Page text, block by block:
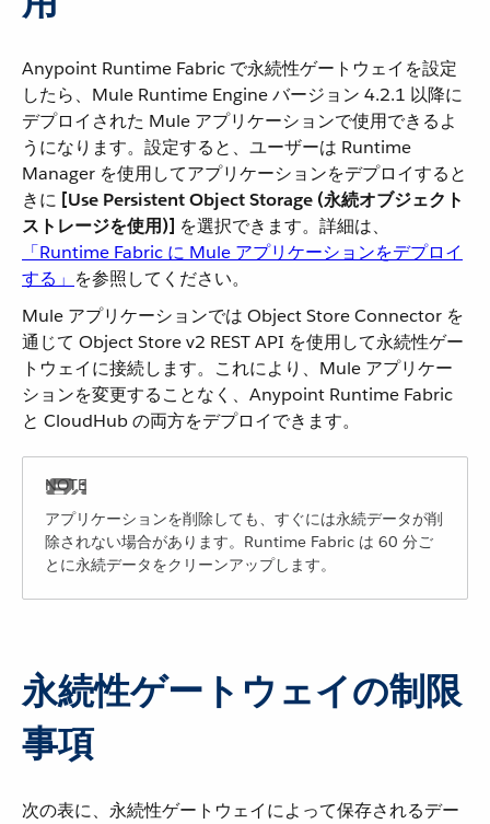
Anypoint Runtime Fabric で永続性ゲートウェイを設定
したら、Mule Runtime Engine バージョン 4.2.1 以降に
デプロイされた Mule アプリケーションで使用できるよ
うになります。設定すると、ユーザーは Runtime
Manager を使用してアプリケーションをデプロイすると
きに ​ [Use Persistent Object Storage (永続オブジェクト
ストレージを使用)] ​ を選択できます。詳細は、​
「Runtime Fabric に Mule アプリケーションをデプロイ
する」 ​を参照してください。
Mule アプリケーションでは Object Store Connector を
通じて Object Store v2 REST API を使用して永続性ゲー
トウェイに接続します。これにより、Mule アプリケー
ションを変更することなく、Anypoint Runtime Fabric
と CloudHub の両方をデプロイできます。
アプリケーションを削除しても、すぐには永続データが削
除されない場合があります。Runtime Fabric は 60 分ご
とに永続データをクリーンアップします。
永続性ゲートウェイの制限
事項
次の表に、永続性ゲートウェイによって保存されるデー